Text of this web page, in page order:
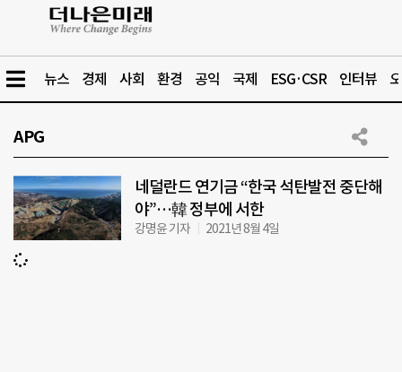
뉴스 경제 사회 환경 공익 국제 ESG·CSR 인터뷰
APG
네덜란드 연기금 “한국 석탄발전 중단해
야”…韓 정부에 서한
강명윤 기자 2021년 8월 4일